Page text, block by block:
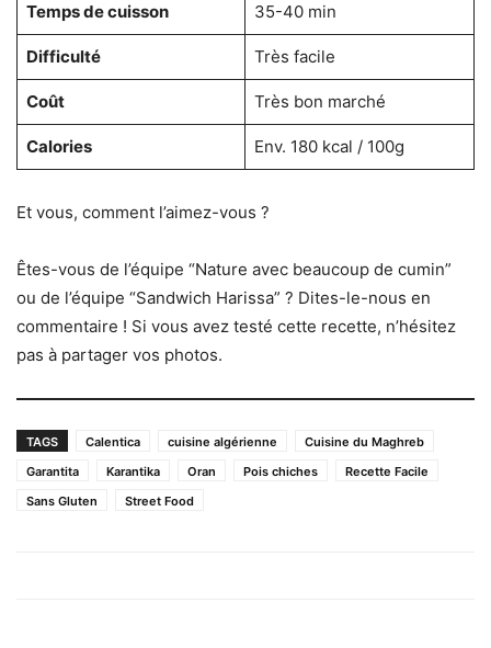
Temps de cuisson 35-40 min
Difficulté Très facile
Coût Très bon marché
Calories Env. 180 kcal / 100g
Et vous, comment l’aimez-vous ?
Êtes-vous de l’équipe “Nature avec beaucoup de cumin”
ou de l’équipe “Sandwich Harissa” ? Dites-le-nous en
commentaire ! Si vous avez testé cette recette, n’hésitez
pas à partager vos photos.
TAGS Calentica cuisine algérienne
Cuisine du Maghreb
Garantita
Karantika Oran Pois chiches
Recette Facile
Sans Gluten
Street Food